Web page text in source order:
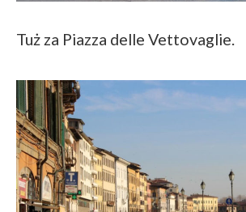
Tuż za Piazza delle Vettovaglie.